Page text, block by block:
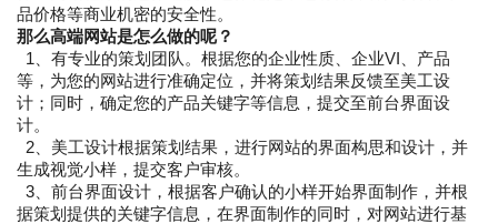
品价格等商业机密的安全性。
那么高端网站是怎么做的呢？
1、有专业的策划团队。根据您的企业性质、企业VI、产品
等，为您的网站进行准确定位，并将策划结果反馈至美工设
计；同时，确定您的产品关键字等信息，提交至前台界面设
计。
2、美工设计根据策划结果，进行网站的界面构思和设计，并
生成视觉小样，提交客户审核。
3、前台界面设计，根据客户确认的小样开始界面制作，并根
据策划提供的关键字信息，在界面制作的同时，对网站进行基